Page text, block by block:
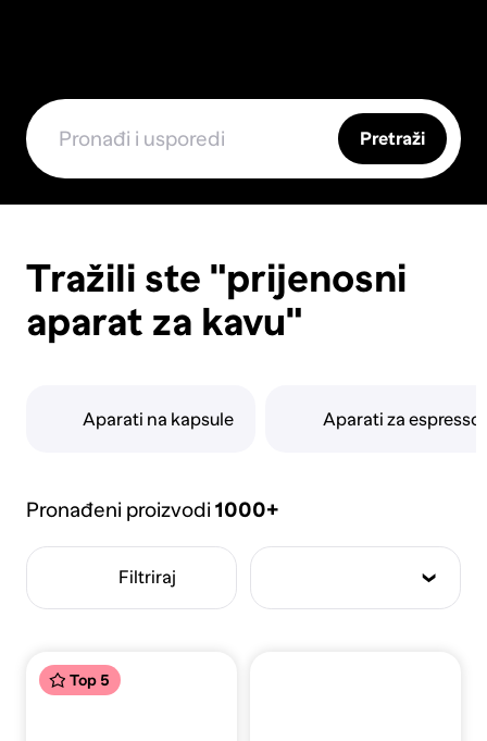
Pretraži
Tražili ste "prijenosni
aparat za kavu"
Aparati na kapsule Aparati za espresso
Pronađeni proizvodi 1000+
Filtriraj
Top 5